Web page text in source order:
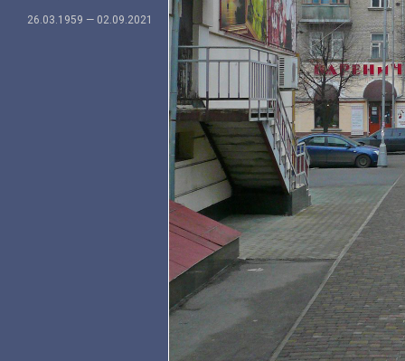
26.03.1959 — 02.09.2021